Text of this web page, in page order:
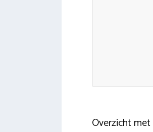
Overzicht